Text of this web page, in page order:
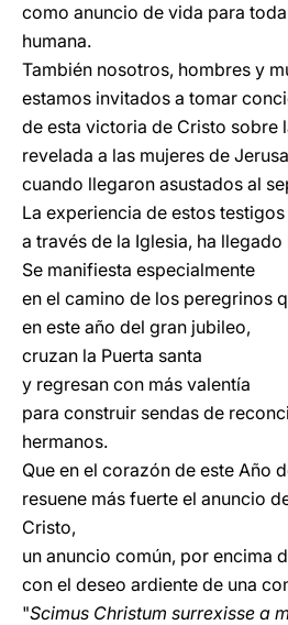
como anuncio de vida para
humana.
También nosotros, hombres y
estamos invitados a tomar
de esta victoria de Cristo sobre
revelada a las mujeres de
cuando llegaron asustados al
La experiencia de estos
a través de la Iglesia, ha
Se manifiesta especialmente
en el camino de los peregrinos
en este año del gran jubileo,
cruzan la Puerta santa
y regresan con más valentía
para construir sendas de
hermanos.
Que en el corazón de este Año
resuene más fuerte el anuncio
Cristo,
un anuncio común, por encima
con el deseo ardiente de una
"Scimus Christum surrexisse a